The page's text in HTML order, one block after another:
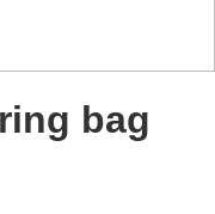
bag